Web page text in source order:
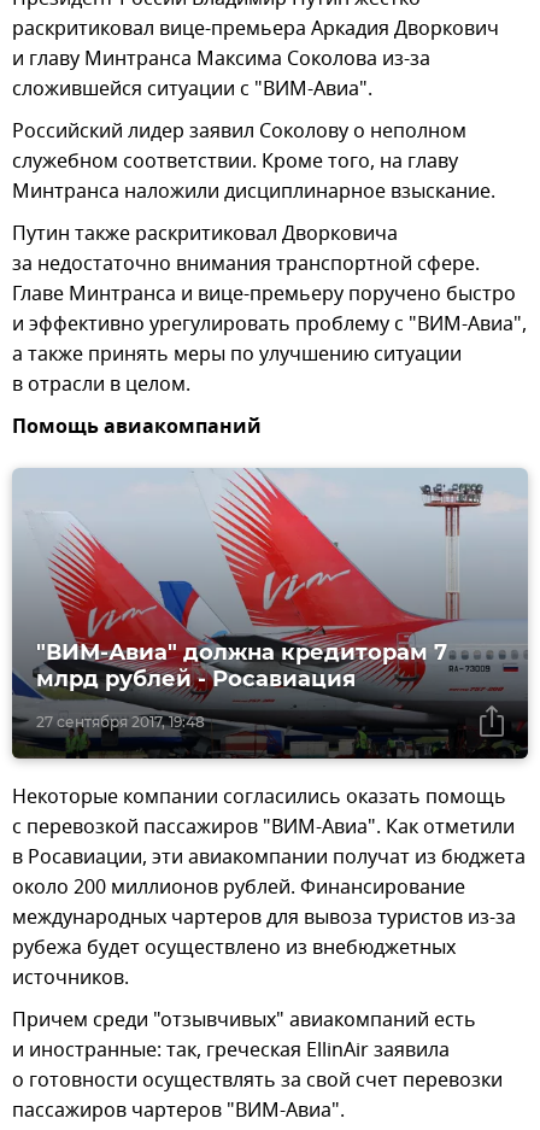
раскритиковал вице-премьера Аркадия Дворкович
и главу Минтранса Максима Соколова из-за
сложившейся ситуации с "ВИМ-Авиа".
Российский лидер заявил Соколову о неполном
служебном соответствии. Кроме того, на главу
Минтранса наложили дисциплинарное взыскание.
Путин также раскритиковал Дворковича
за недостаточно внимания транспортной сфере.
Главе Минтранса и вице-премьеру поручено быстро
и эффективно урегулировать проблему с "ВИМ-Авиа",
а также принять меры по улучшению ситуации
в отрасли в целом.
Помощь авиакомпаний
27 сентября 2017, 19:48
"ВИМ-Авиа" должна кредиторам 7
млрд рублей - Росавиация
Некоторые компании согласились оказать помощь
с перевозкой пассажиров "ВИМ-Авиа". Как отметили
в Росавиации, эти авиакомпании получат из бюджета
около 200 миллионов рублей. Финансирование
международных чартеров для вывоза туристов из-за
рубежа будет осуществлено из внебюджетных
источников.
Причем среди "отзывчивых" авиакомпаний есть
и иностранные: так, греческая EllinAir заявила
о готовности осуществлять за свой счет перевозки
пассажиров чартеров "ВИМ-Авиа".